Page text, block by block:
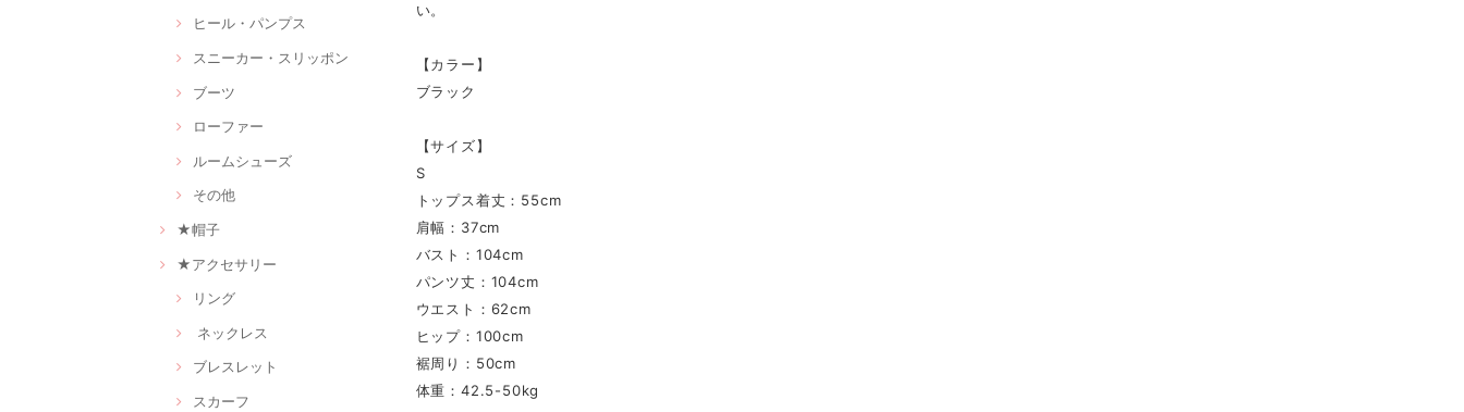
ヒール・パンプス
スニーカー・スリッポン
ブーツ
ローファー
ルームシューズ
その他
★帽子
★アクセサリー
リング
ネックレス
ブレスレット
スカーフ
い。
【カラー】
ブラック
【サイズ】
S
トップス着丈：55cm
肩幅：37cm
バスト：104cm
パンツ丈：104cm
ウエスト：62cm
ヒップ：100cm
裾周り：50cm
体重：42.5-50kg